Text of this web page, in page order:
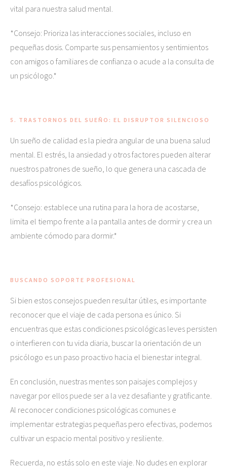
vital para nuestra salud mental.
*Consejo: Prioriza las interacciones sociales, incluso en
pequeñas dosis. Comparte sus pensamientos y sentimientos
con amigos o familiares de confianza o acude a la consulta de
un psicólogo.*
5. TRASTORNOS DEL SUEÑO: EL DISRUPTOR SILENCIOSO
Un sueño de calidad es la piedra angular de una buena salud
mental. El estrés, la ansiedad y otros factores pueden alterar
nuestros patrones de sueño, lo que genera una cascada de
desafíos psicológicos.
*Consejo: establece una rutina para la hora de acostarse,
limita el tiempo frente a la pantalla antes de dormir y crea un
ambiente cómodo para dormir.*
BUSCANDO SOPORTE PROFESIONAL
Si bien estos consejos pueden resultar útiles, es importante
reconocer que el viaje de cada persona es único. Si
encuentras que estas condiciones psicológicas leves persisten
o interfieren con tu vida diaria, buscar la orientación de un
psicólogo es un paso proactivo hacia el bienestar integral.
En conclusión, nuestras mentes son paisajes complejos y
navegar por ellos puede ser a la vez desafiante y gratificante.
Al reconocer condiciones psicológicas comunes e
implementar estrategias pequeñas pero efectivas, podemos
cultivar un espacio mental positivo y resiliente.
Recuerda, no estás solo en este viaje. No dudes en explorar